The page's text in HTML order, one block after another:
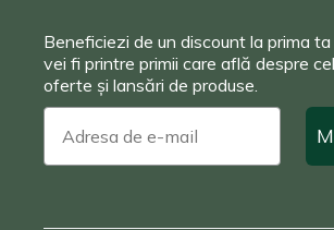
Beneficiezi de un discount la prima
vei fi printre primii care află despre
oferte și lansări de produse.